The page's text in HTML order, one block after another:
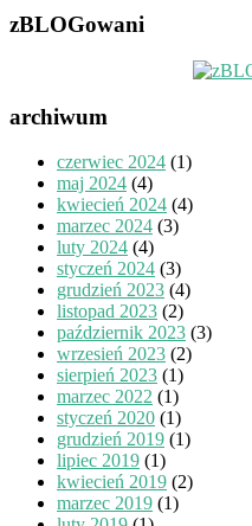
zBLOGowani
archiwum
czerwiec 2024 (1)
maj 2024 (4)
kwiecień 2024 (4)
marzec 2024 (3)
luty 2024 (4)
styczeń 2024 (3)
grudzień 2023 (4)
listopad 2023 (2)
październik 2023 (3)
wrzesień 2023 (2)
sierpień 2023 (1)
marzec 2022 (1)
styczeń 2020 (1)
grudzień 2019 (1)
lipiec 2019 (1)
kwiecień 2019 (2)
marzec 2019 (1)